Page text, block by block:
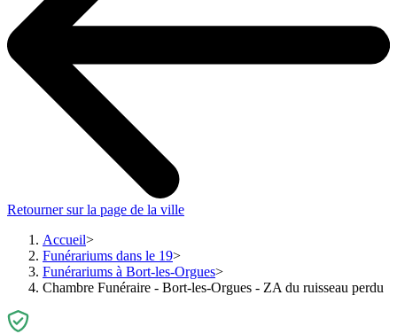
Retourner sur la page de la ville
Accueil
Funérariums dans le 19
Funérariums à Bort-les-Orgues
Chambre Funéraire - Bort-les-Orgues - ZA du ruisseau perdu